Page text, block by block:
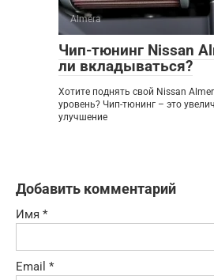
Almera
Чип-тюнинг Nissan
ли вкладываться?
Хотите поднять свой Nissan
уровень? Чип-тюнинг – это
улучшение
Добавить комментарий
Имя *
Email *